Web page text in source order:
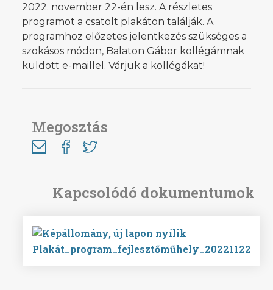
2022. november 22-én lesz. A részletes
programot a csatolt plakáton találják. A
programhoz előzetes jelentkezés szükséges a
szokásos módon, Balaton Gábor kollégámnak
küldött e-maillel. Várjuk a kollégákat!
Megosztás
Plakát_program_fejlesztőműhely_20221122